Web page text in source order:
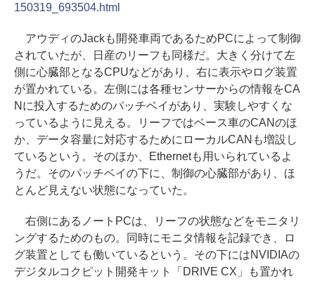
150319_693504.html
アウディのJackも開発車両であるためPCによって制御
されていたが、日産のリーフも同様だ。大きく分けて左
側に心臓部となるCPUなどがあり、右に表示やログ装置
が置かれている。左側には各種センサーからの情報をCA
Nに投入するためのパッチベイがあり、実験しやすくな
っているように見える。リーフではベース車のCANのほ
か、データ容量に対応するためにローカルCANも増設し
ているという。そのほか、Ethernetも用いられているよ
うだ。そのパッチベイの下に、制御の心臓部があり、ほ
とんど見えない状態になっていた。
右側にあるノートPCは、リーフの状態などをモニタリ
ングするためのもの。同時にモニタ情報を記録でき、ロ
グ装置としても働いているという。その下にはNVIDIAの
デジタルコクピット開発キット「DRIVE CX」も置かれ